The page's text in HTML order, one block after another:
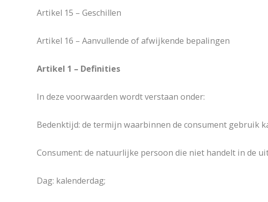
Artikel 15 – Geschillen
Artikel 16 – Aanvullende of afwijkende bepalingen
Artikel 1 – Definities
In deze voorwaarden wordt verstaan onder:
Bedenktijd: de termijn waarbinnen de consument gebruik
Consument: de natuurlijke persoon die niet handelt in de
Dag: kalenderdag;